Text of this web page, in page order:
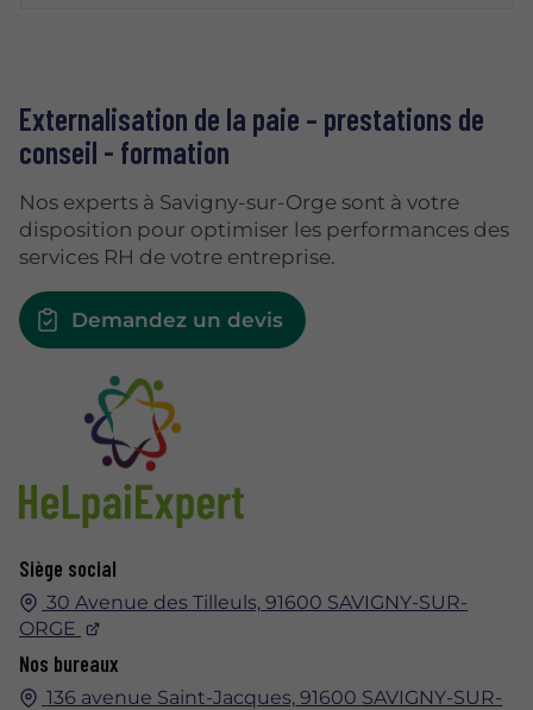
Siège social
30 Avenue des Tilleuls, 91600 SAVIGNY-SUR-
ORGE
Nos bureaux
136 avenue Saint-Jacques, 91600 SAVIGNY-SUR-
Externalisation de la paie – prestations de
conseil - formation
Nos experts à Savigny-sur-Orge sont à votre
disposition pour optimiser les performances des
services RH de votre entreprise.
Demandez un devis